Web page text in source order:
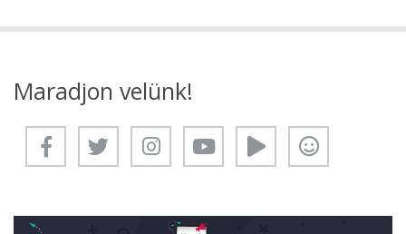
Maradjon velünk!